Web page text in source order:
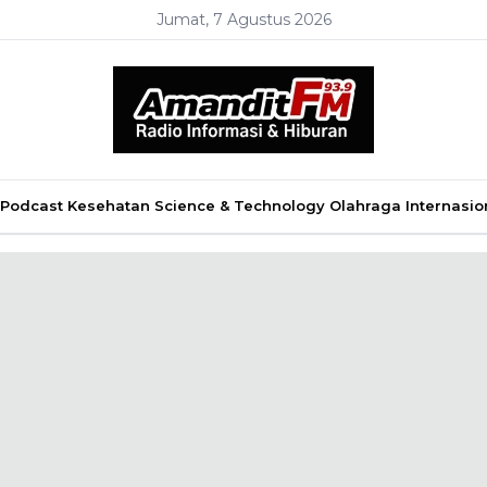
Jumat, 7 Agustus 2026
Podcast Kesehatan Science & Technology Olahraga